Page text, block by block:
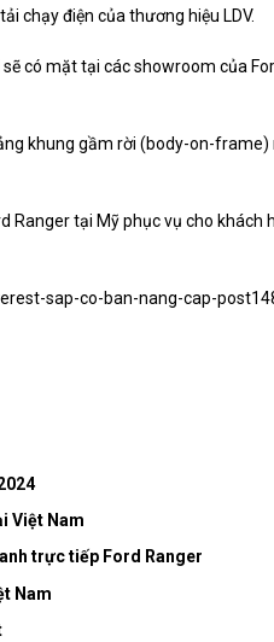
chạy điện của thương hiệu LDV.
có mặt tại các showroom của
khung gầm rời (body-on-
Ranger tại Mỹ phục vụ cho
sap-co-ban-nang-cap-
Việt Nam
trực tiếp Ford Ranger
Nam